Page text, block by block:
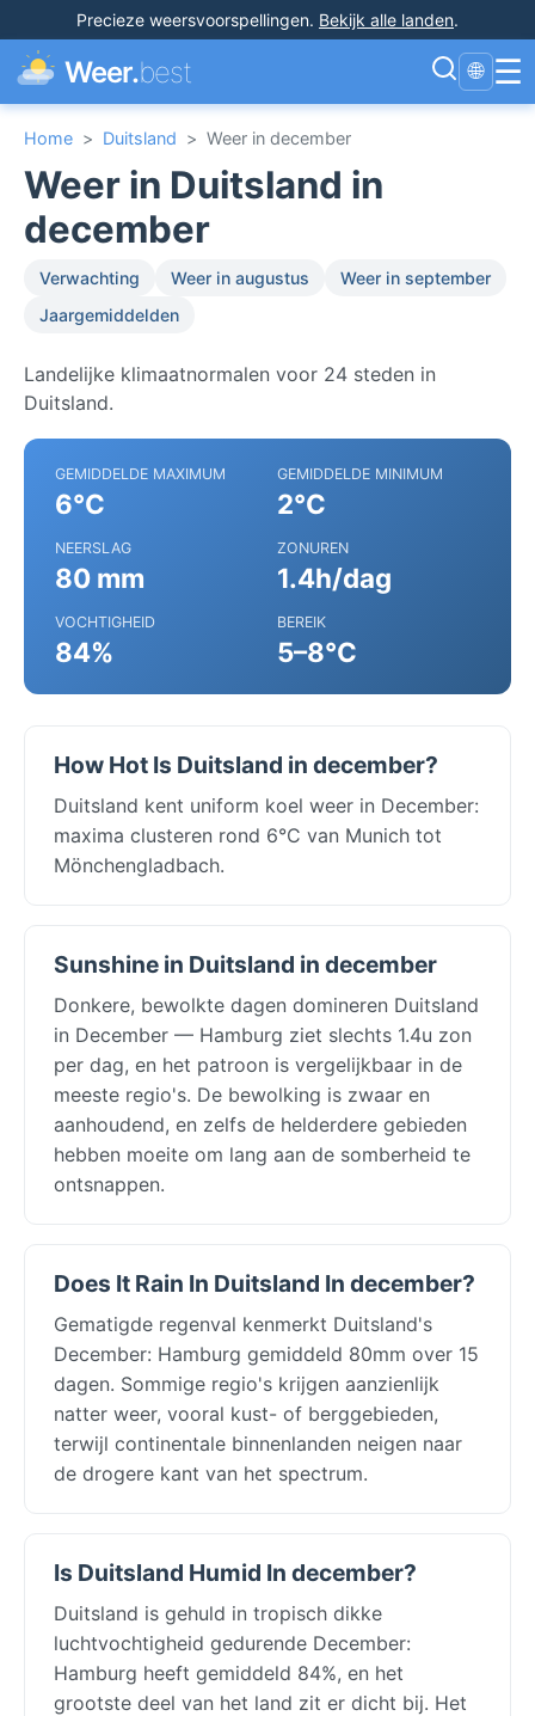
Precieze weersvoorspellingen. Bekijk alle landen.
Weer.best 🌐 ☰
Home > Duitsland > Weer in december
Weer in Duitsland in
december
Verwachting Weer in augustus
Weer in september
Jaargemiddelden
Landelijke klimaatnormalen voor 24 steden in
Duitsland.
GEMIDDELDE MAXIMUM
6°C
GEMIDDELDE MINIMUM
2°C
NEERSLAG
80 mm
ZONUREN
1.4h/dag
VOCHTIGHEID
84%
BEREIK
5–8°C
How Hot Is Duitsland in december?
Duitsland kent uniform koel weer in December:
maxima clusteren rond 6°C van Munich tot
Mönchengladbach.
Sunshine in Duitsland in december
Donkere, bewolkte dagen domineren Duitsland
in December — Hamburg ziet slechts 1.4u zon
per dag, en het patroon is vergelijkbaar in de
meeste regio's. De bewolking is zwaar en
aanhoudend, en zelfs de helderdere gebieden
hebben moeite om lang aan de somberheid te
ontsnappen.
Does It Rain In Duitsland In december?
Gematigde regenval kenmerkt Duitsland's
December: Hamburg gemiddeld 80mm over 15
dagen. Sommige regio's krijgen aanzienlijk
natter weer, vooral kust- of berggebieden,
terwijl continentale binnenlanden neigen naar
de drogere kant van het spectrum.
Is Duitsland Humid In december?
Duitsland is gehuld in tropisch dikke
luchtvochtigheid gedurende December:
Hamburg heeft gemiddeld 84%, en het
grootste deel van het land zit er dicht bij. Het